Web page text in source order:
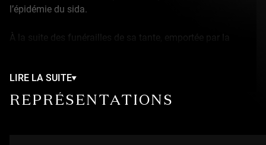
l’épidémie du sida.
À la suite des funérailles de sa tante, emportée par la
d’un voyage entre mémoire intime et histoire collective. La
dramaturgie se déploie à travers trois temporalités : les
années 1980, marquées par l’émergence du sida; l’année
LIRE LA SUITE
REPRÉSENTATIONS